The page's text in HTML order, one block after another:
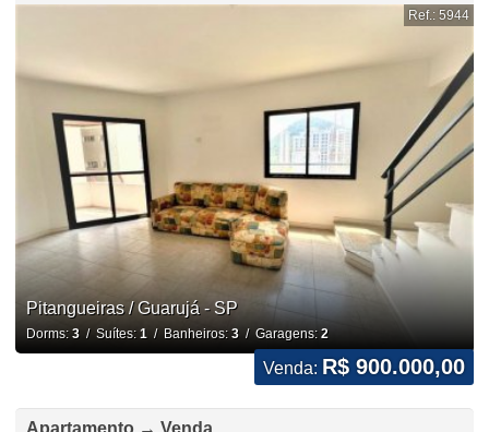
Ref.: 5944
Pitangueiras / Guarujá - SP
Dorms: 3/ Suítes: 1/ Banheiros: 3/ Garagens: 2
Venda: R$ 900.000,00
Apartamento → Venda